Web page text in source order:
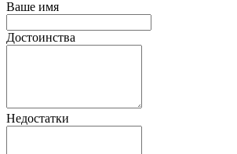
Ваше имя
Достоинства
Недостатки